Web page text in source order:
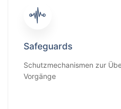
Safeguards
Schutzmechanismen zur
Vorgänge